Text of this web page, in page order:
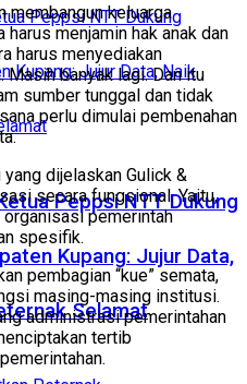
Peppsi NTT Dukung
Kupang: Jujur Data,
Selamat
membangun keluarga
menjamin hak anak dan
harus menyediakan
Masih banyak lagi. Dan itu
sumber tunggal dan tidak
perlu dimulai pembenahan
dijelaskan Gulick &
secara fungsional. Yaitu,
organisasi pemerintah
spesifik.
pembagian “kue” semata,
masing-masing institusi.
administrasi pemerintahan
tertib